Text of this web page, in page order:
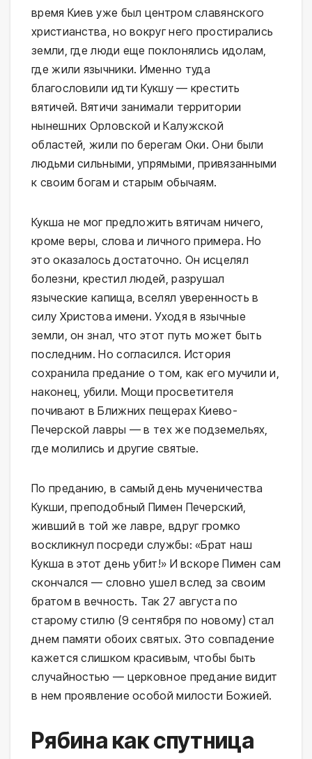
время Киев уже был центром славянского
христианства, но вокруг него простирались
земли, где люди еще поклонялись идолам,
где жили язычники. Именно туда
благословили идти Кукшу — крестить
вятичей. Вятичи занимали территории
нынешних Орловской и Калужской
областей, жили по берегам Оки. Они были
людьми сильными, упрямыми, привязанными
к своим богам и старым обычаям.
Кукша не мог предложить вятичам ничего,
кроме веры, слова и личного примера. Но
это оказалось достаточно. Он исцелял
болезни, крестил людей, разрушал
языческие капища, вселял уверенность в
силу Христова имени. Уходя в язычные
земли, он знал, что этот путь может быть
последним. Но согласился. История
сохранила предание о том, как его мучили и,
наконец, убили. Мощи просветителя
почивают в Ближних пещерах Киево-
Печерской лавры — в тех же подземельях,
где молились и другие святые.
По преданию, в самый день мученичества
Кукши, преподобный Пимен Печерский,
живший в той же лавре, вдруг громко
воскликнул посреди службы: «Брат наш
Кукша в этот день убит!» И вскоре Пимен сам
скончался — словно ушел вслед за своим
братом в вечность. Так 27 августа по
старому стилю (9 сентября по новому) стал
днем памяти обоих святых. Это совпадение
кажется слишком красивым, чтобы быть
случайностью — церковное предание видит
в нем проявление особой милости Божией.
Рябина как спутница